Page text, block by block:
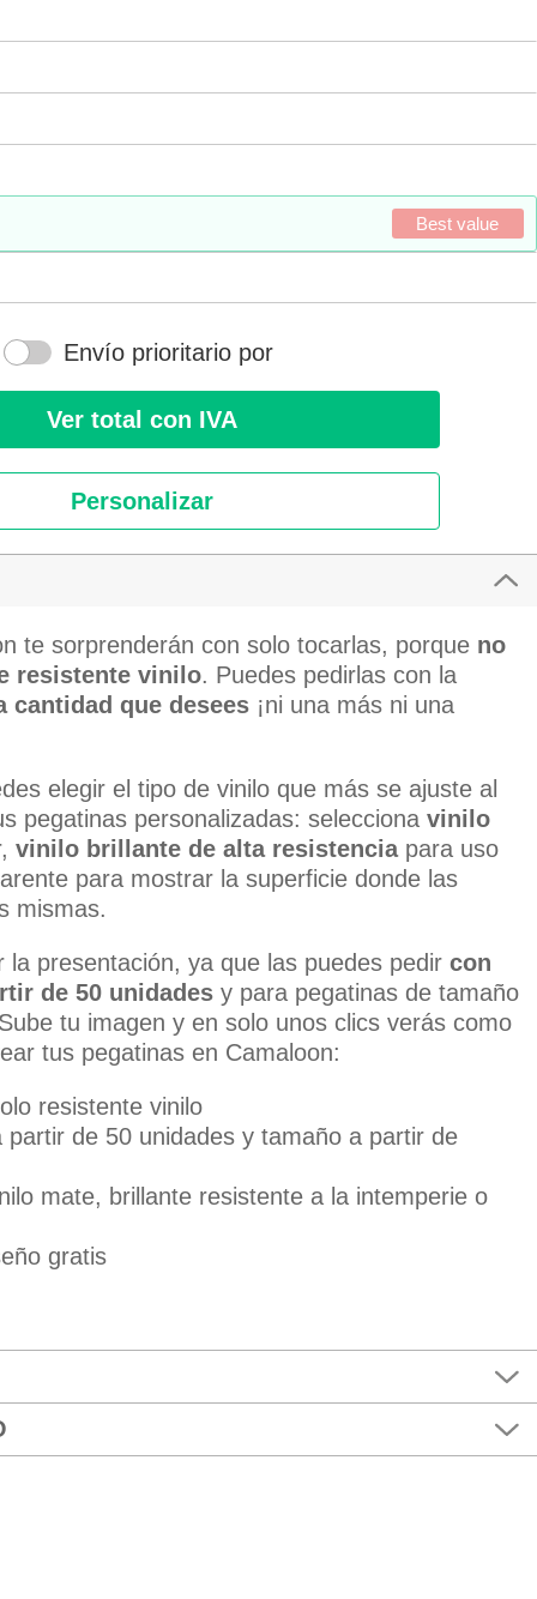
Best value
Envío prioritario por
Ver total con IVA
Personalizar
te sorprenderán con solo tocarlas, porque no
resistente vinilo. Puedes pedirlas con la
cantidad que desees¡ni una más ni una
elegir el tipo de vinilo que más se ajuste al
pegatinas personalizadas: selecciona vinilo
vinilo brillante de alta resistenciapara uso
para mostrar la superficie donde las
mismas.
la presentación, ya que las puedes pedir con
de 50 unidadesy para pegatinas de tamaño
tu imagen y en solo unos clics verás como
tus pegatinas en Camaloon:
resistente vinilo
partir de 50 unidades y tamaño a partir de
mate, brillante resistente a la intemperie o
gratis